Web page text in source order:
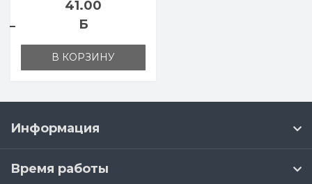
41.00
Б
В КОРЗИНУ
Информация
Время работы